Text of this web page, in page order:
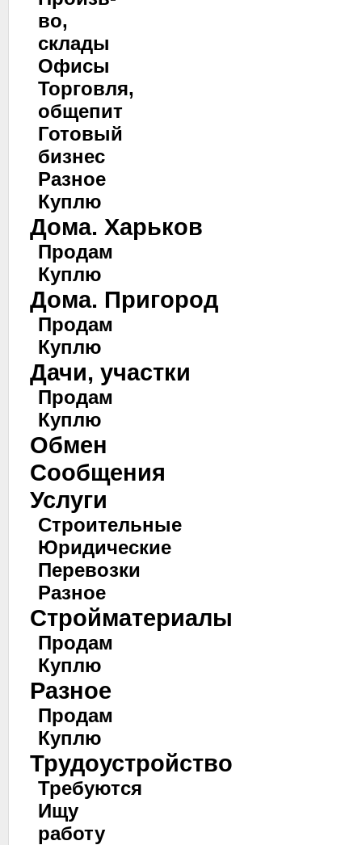
во,
склады
Офисы
Торговля,
общепит
Готовый
бизнес
Разное
Куплю
Дома. Харьков
Продам
Куплю
Дома. Пригород
Продам
Куплю
Дачи, участки
Продам
Куплю
Обмен
Сообщения
Услуги
Строительные
Юридические
Перевозки
Разное
Стройматериалы
Продам
Куплю
Разное
Продам
Куплю
Трудоустройство
Требуются
Ищу
работу